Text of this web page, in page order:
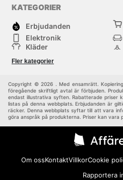
KATEGORIER
Erbjudanden
Elektronik
Kläder
Bygg & Trädgård
Fler kategorier
Copyright © 2026 . Med ensamrätt.
föregående skriftligt avtal är förbjuden.
endast illustrativa syften. Rabatterade priser
listas på denna webbplats. Erbjudanden är
räcker. Denna webbplats syftar till att vara
göra anspråk på produkterna. Priser kan vara
Om ossKontaktVillkorCookie
Rapportera